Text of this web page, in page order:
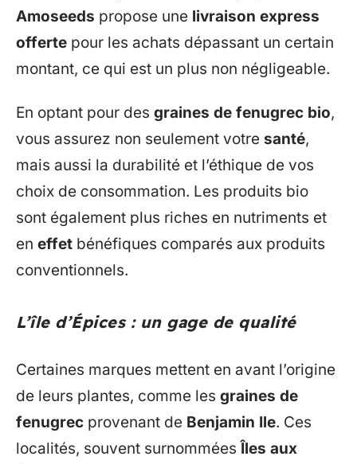
Amoseeds propose une livraison express
offerte pour les achats dépassant un certain
montant, ce qui est un plus non négligeable.
En optant pour des graines de fenugrec bio,
vous assurez non seulement votre santé,
mais aussi la durabilité et l’éthique de vos
choix de consommation. Les produits bio
sont également plus riches en nutriments et
en effet bénéfiques comparés aux produits
conventionnels.
L’île d’Épices : un gage de qualité
Certaines marques mettent en avant l’origine
de leurs plantes, comme les graines de
fenugrec provenant de Benjamin Ile. Ces
localités, souvent surnomméesÎles aux